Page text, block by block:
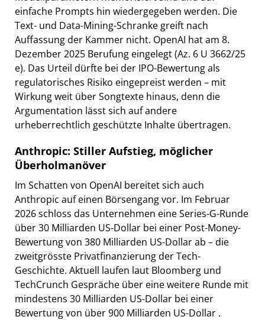
einfache Prompts hin wiedergegeben werden. Die
Text- und Data-Mining-Schranke greift nach
Auffassung der Kammer nicht. OpenAI hat am 8.
Dezember 2025 Berufung eingelegt (Az. 6 U 3662/25
e). Das Urteil dürfte bei der IPO-Bewertung als
regulatorisches Risiko eingepreist werden – mit
Wirkung weit über Songtexte hinaus, denn die
Argumentation lässt sich auf andere
urheberrechtlich geschützte Inhalte übertragen.
Anthropic: Stiller Aufstieg, möglicher
Überholmanöver
Im Schatten von OpenAI bereitet sich auch
Anthropic auf einen Börsengang vor. Im Februar
2026 schloss das Unternehmen eine Series-G-Runde
über 30 Milliarden US-Dollar bei einer Post-Money-
Bewertung von 380 Milliarden US-Dollar ab – die
zweitgrösste Privatfinanzierung der Tech-
Geschichte. Aktuell laufen laut Bloomberg und
TechCrunch Gespräche über eine weitere Runde mit
mindestens 30 Milliarden US-Dollar bei einer
Bewertung von über 900 Milliarden US-Dollar .